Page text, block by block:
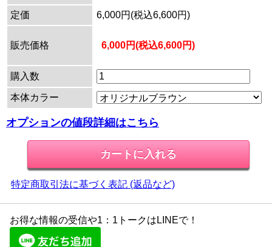
定価
6,000円(税込6,600円)
販売価格 6,000円(税込6,600円)
購入数
本体カラー
オプションの値段詳細はこちら
特定商取引法に基づく表記 (返品など)
お得な情報の受信や1：1トークはLINEで！